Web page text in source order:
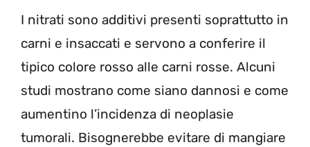
I nitrati sono additivi presenti soprattutto in
carni e insaccati e servono a conferire il
tipico colore rosso alle carni rosse. Alcuni
studi mostrano come siano dannosi e come
aumentino l’incidenza di neoplasie
tumorali. Bisognerebbe evitare di mangiare